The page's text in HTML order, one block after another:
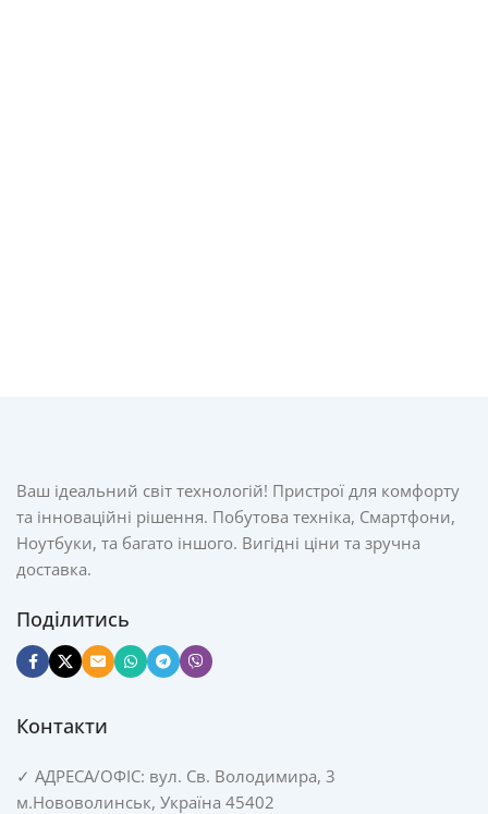
Ваш ідеальний світ технологій! Пристрої для комфорту
та інноваційні рішення. Побутова техніка, Смартфони,
Ноутбуки, та багато іншого. Вигідні ціни та зручна
доставка.
Поділитись
Контакти
✓ АДРЕСА/ОФІС: вул. Св. Володимира, 3
м.Нововолинськ, Україна 45402